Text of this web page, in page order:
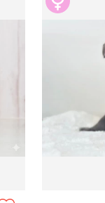
ただし、以
◆保証期間
疾患保証は診
◆飼育者の故
◆犬の病気
引き渡し
子犬のお迎
もご連絡く